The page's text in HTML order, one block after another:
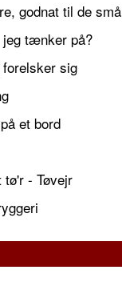
godnat til de små
jeg tænker på?
sig
et bord
tø'r - Tøvejr